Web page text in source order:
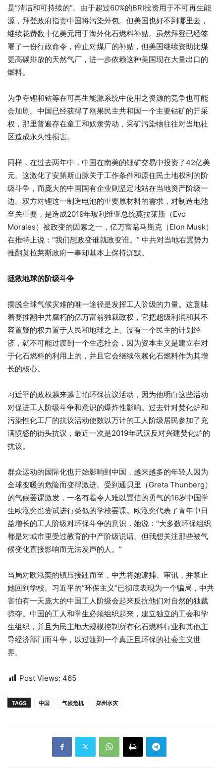
是“清洁和可持续的”。由于超过60%的BRI投资用于不可再生能
源，拜登政府指责中国将污染外包。但美国也好不到哪里去，
继续花费数十亿美元用于海外化石燃料补贴。虽然拜登已经签
署了一份行政命令，停止对煤厂的补贴，但美国继续资助比煤
更高碳排放的天然气厂，进一步依赖这种美国现在大量出口的
燃料。
为争夺锂和钴等在可再生能源系统中使用之资源的竞争也可能
会加剧。中国已经获得了刚果民主共和国一个主要钴矿的开采
权，那里普遍存在童工和奴隶劳动，采矿污染物往往对当地社
区造成永久性损害。
同样，在过去两年中，中国在南美的锂矿交易中投资了42亿美
元。这激化了安第斯山脉关于工作条件和原住民土地权利的阶
级斗争，而庞大的中国国有企业则坚定地站在当地资产阶级一
边。双方对锂这一制造电池的重要原材料的需求，对制造电池
至关重要，是造成2019年玻利维亚总统莫拉莱斯（Evo
Morales）被政变的因素之一，亿万富翁马斯克（Elon Musk）
在推特上说：“我们想政变谁就政变谁。” 中共对当地右翼势力
推翻莫拉莱斯政府一事却基本上保持沉默。
拯救地球的阶级斗争
摆脱全球气候灾难的唯一途径是发挥工人阶级的力量。这意味
着要推翻中共腐朽的亿万富翁独裁政权，它把超级利润和其不
容置疑的权力置于人民和地球之上。没有一个民主的计划经
济，就不可能过渡到一个生态社会，因为资本主义是建立在对
于化石燃料的利用上的，并且它会继续依赖化石燃料作为其增
长的核心。
习近平的政权越来越害怕环保抗议活动，因为他明白这些活动
对促进工人阶级斗争和意识的爆炸性影响。过去针对焚化炉和
污染性化工厂的抗议活动使数以万计的工人阶级居民参加了充
满愤怒的街头抗议，最近一次是2019年武汉反对兴建焚化炉的
抗议。
群众运动的国际化也开始影响到中国，越来越多的年轻人因为
全球变暖的危险而变得激进。受到通贝里（Greta Thunberg）
的气候罢课激发，一名有着令人难以置信的勇气的16岁中国学
生欧泓奕也尝试进行类似的学校罢课。欧泓奕代表了青年中日
益增长的工人阶级对环保斗争的意识，她说：“大多数环保组织
都是对城市里受过教育的中产阶级说话。但我想关注那些被气
候变化直接影响而无法发声的人。”
当局对欧泓奕的镇压接踵而至，中共将她逮捕、审讯，并禁止
她回到学校。习近平的“环保主义”已彻底表现为一个骗局，中共
害怕有一天庞大的中国工人阶级会起来反抗他们对自然的独裁
掠夺。中国的工人和学生必须组织起来，建立独立的工会和学
生组织，并且为民主地大规模控制所有化石燃料行业和其他主
导经济部门而斗争，以过渡到一个真正且环保的社会主义世
界。
Post Views: 465
TAGS 中国 气候危机 郑州水灾